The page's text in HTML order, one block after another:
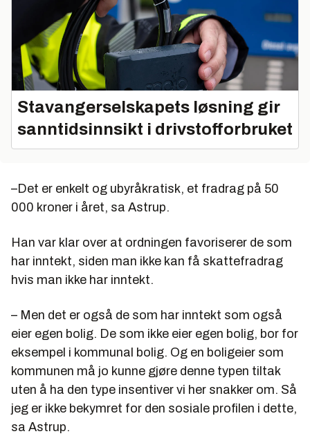
Stavangerselskapets løsning gir
sanntidsinnsikt i drivstofforbruket
–Det er enkelt og ubyråkratisk, et fradrag på 50
000 kroner i året, sa Astrup.
Han var klar over at ordningen favoriserer de som
har inntekt, siden man ikke kan få skattefradrag
hvis man ikke har inntekt.
– Men det er også de som har inntekt som også
eier egen bolig. De som ikke eier egen bolig, bor for
eksempel i kommunal bolig. Og en boligeier som
kommunen må jo kunne gjøre denne typen tiltak
uten å ha den type insentiver vi her snakker om. Så
jeg er ikke bekymret for den sosiale profilen i dette,
sa Astrup.